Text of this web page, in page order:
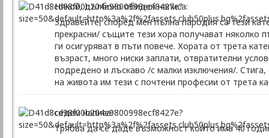
Някой, дълбоко обиден написа:
Здравейте, според мен пълна пародия са тези
прекрасни/ същите тези хора получават няколко
ги осигуряват в пъти повече. Хората от трета
възраст, много ниски заплати, отвратителни
подредено и лъскаво /с малки изключения/.
на живота им тези с почтени професии от трета
седем написа:
Трябва да се даде възможност който има 40